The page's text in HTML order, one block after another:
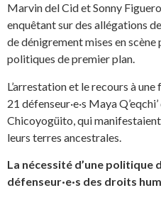
Marvin del Cid et Sonny
enquêtant sur des allégations
de dénigrement mises en
politiques de premier plan.
L’arrestation et le recours à
21 défenseur·e·s Maya
Chicoyogüito, qui
leurs terres ancestrales.
La nécessité d’une politique
défenseur·e·s des droits